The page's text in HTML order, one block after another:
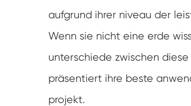
aufgrund ihrer niveau der
Wenn sie nicht eine erde
unterschiede zwischen
präsentiert ihre beste
projekt.